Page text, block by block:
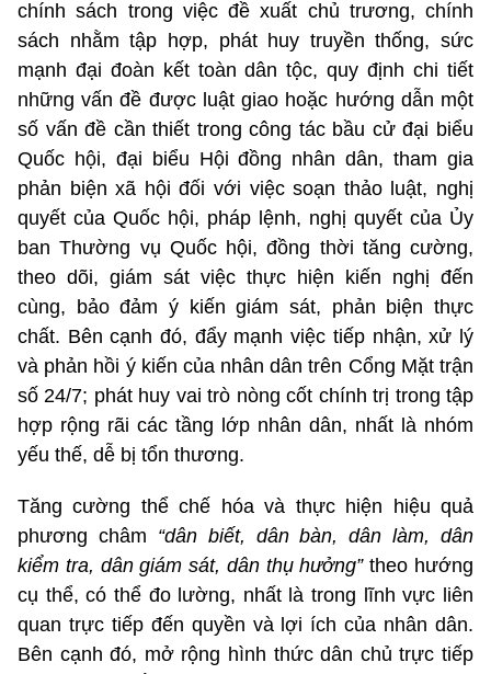
chính sách trong việc đề xuất chủ trương, chính
sách nhằm tập hợp, phát huy truyền thống, sức
mạnh đại đoàn kết toàn dân tộc, quy định chi tiết
những vấn đề được luật giao hoặc hướng dẫn một
số vấn đề cần thiết trong công tác bầu cử đại biểu
Quốc hội, đại biểu Hội đồng nhân dân, tham gia
phản biện xã hội đối với việc soạn thảo luật, nghị
quyết của Quốc hội, pháp lệnh, nghị quyết của Ủy
ban Thường vụ Quốc hội, đồng thời tăng cường,
theo dõi, giám sát việc thực hiện kiến nghị đến
cùng, bảo đảm ý kiến giám sát, phản biện thực
chất. Bên cạnh đó, đẩy mạnh việc tiếp nhận, xử lý
và phản hồi ý kiến của nhân dân trên Cổng Mặt trận
số 24/7; phát huy vai trò nòng cốt chính trị trong tập
hợp rộng rãi các tầng lớp nhân dân, nhất là nhóm
yếu thế, dễ bị tổn thương.
Tăng cường thể chế hóa và thực hiện hiệu quả
phương châm “dân biết, dân bàn, dân làm, dân
kiểm tra, dân giám sát, dân thụ hưởng”theo hướng
cụ thể, có thể đo lường, nhất là trong lĩnh vực liên
quan trực tiếp đến quyền và lợi ích của nhân dân.
Bên cạnh đó, mở rộng hình thức dân chủ trực tiếp